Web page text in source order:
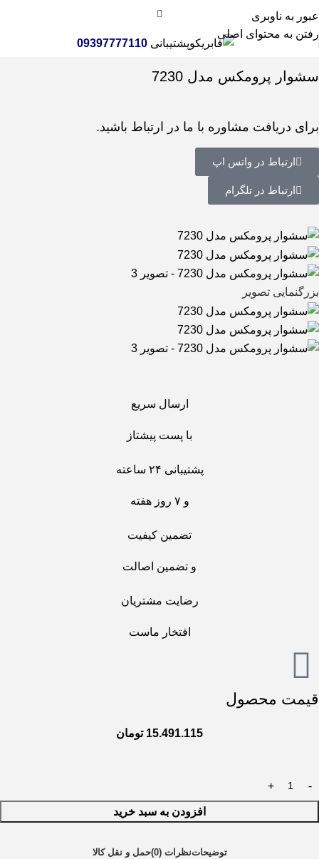
عبور به ناوبری
رفتن به محتوای اصلی
پشتیبانی09397777110
خانه لوازم شخصی برقی
سشوار پرومکس مدل 7230
برای دریافت مشاوره با ما در ارتباط باشید.
ارتباط در واتس اپ
ارتباط در تلگرام
بزرگنمایی تصویر
ارسال سریع
با پست پیشتاز
پشتیبانی ۲۴ ساعته
و ۷ روز هفته
تضمین کیفیت
و تضمین اصالت
رضایت مشتریان
افتخار ماست
قیمت محصول
15.491.115 تومان
افزودن به سبد خرید
توضیحاتنظرات (0) حمل و نقل کالا